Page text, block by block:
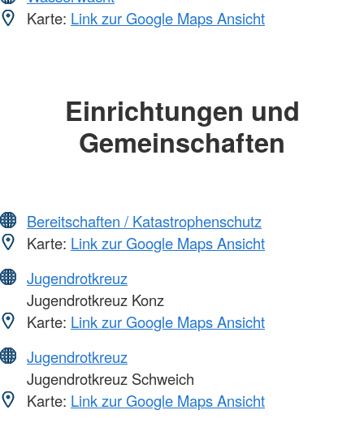
Karte: Link zur Google Maps Ansicht
Einrichtungen und
Gemeinschaften
Bereitschaften / Katastrophenschutz
Karte: Link zur Google Maps Ansicht
Jugendrotkreuz
Jugendrotkreuz Konz
Karte: Link zur Google Maps Ansicht
Jugendrotkreuz
Jugendrotkreuz Schweich
Karte: Link zur Google Maps Ansicht